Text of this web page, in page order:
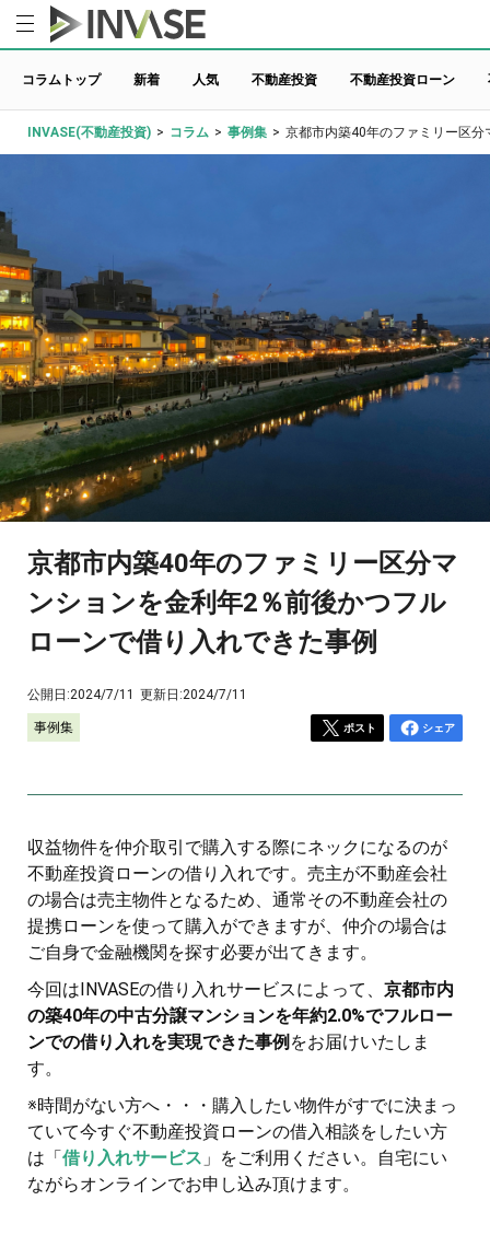
コラムトップ 新着 人気 不動産投資 不動産投資ローン
INVASE(不動産投資) > コラム > 事例集 > 京都市内築40年のファミリー区
京都市内築40年のファミリー区分マ
ンションを金利年2％前後かつフル
ローンで借り入れできた事例
公開日:2024/7/11 更新日:2024/7/11
事例集 ポスト シェア
収益物件を仲介取引で購入する際にネックになるのが
不動産投資ローンの借り入れです。売主が不動産会社
の場合は売主物件となるため、通常その不動産会社の
提携ローンを使って購入ができますが、仲介の場合は
ご自身で金融機関を探す必要が出てきます。
今回はINVASEの借り入れサービスによって、 京都市内
の築40年の中古分譲マンションを年約2.0%でフルロー
ンでの借り入れを実現できた事例 をお届けいたしま
す。
※時間がない方へ・・・購入したい物件がすでに決まっ
ていて今すぐ不動産投資ローンの借入相談をしたい方
は「借り入れサービス 」をご利用ください。自宅にい
ながらオンラインでお申し込み頂けます。